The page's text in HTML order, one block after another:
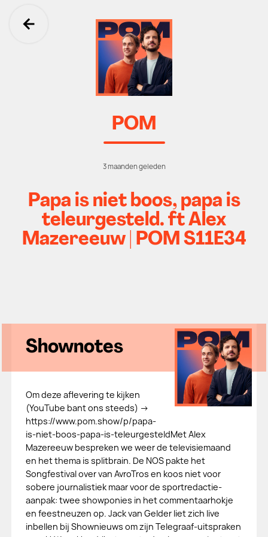
Ga terug
POM
3 maanden geleden
Papa is niet boos, papa is
teleurgesteld. ft Alex
Mazereeuw | POM S11E34
Shownotes
Om deze aflevering te kijken
(YouTube bant ons steeds) →
https://www.pom.show/p/papa-
is-niet-boos-papa-is-teleurgesteldMet Alex
Mazereeuw bespreken we weer de televisiemaand
en het thema is splitbrain. De NOS pakte het
Songfestival over van AvroTros en koos niet voor
sobere journalistiek maar voor de sportredactie-
aanpak: twee showponies in het commentaarhokje
en feestneuzen op. Jack van Gelder liet zich live
inbellen bij Shownieuws om zijn Telegraaf-uitspraken